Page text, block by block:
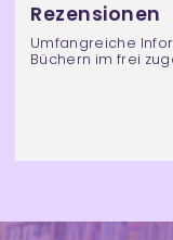
Rezensionen
Umfangreiche
Büchern im frei